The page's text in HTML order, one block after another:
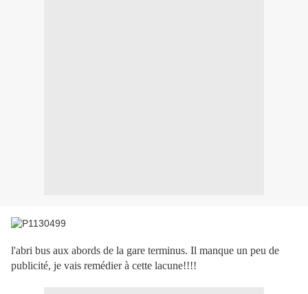
l'abri bus aux abords de la gare terminus. Il manque un peu de
publicité, je vais remédier à cette lacune!!!!